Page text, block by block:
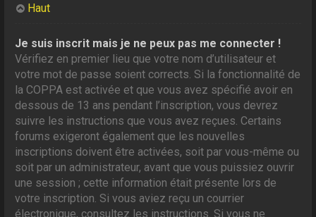
Haut
Je suis inscrit mais je ne peux pas me connecter !
Vérifiez en premier lieu que votre nom d’utilisateur et
votre mot de passe soient corrects. Si la fonctionnalité de
la COPPA est activée et que vous avez spécifié avoir en
dessous de 13 ans pendant l’inscription, vous devrez
suivre les instructions que vous avez reçues. Certains
forums exigeront également que les nouvelles
inscriptions doivent être activées, soit par vous-même ou
soit par un administrateur, avant que vous puissiez ouvrir
une session ; cette information était présente lors de
votre inscription. Si vous aviez reçu un courrier
électronique, consultez les instructions. Si vous ne